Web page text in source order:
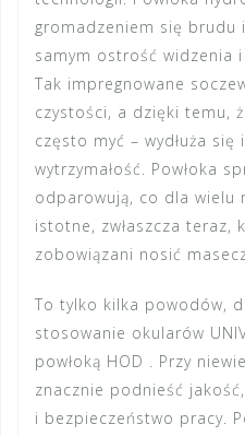
gromadzeniem się brudu
samym ostrość widzenia
Tak impregnowane
czystości, a dzięki temu,
często myć – wydłuża się
wytrzymałość. Powłoka
odparowują, co dla wielu
istotne, zwłaszcza teraz,
zobowiązani nosić
To tylko kilka powodów,
stosowanie okularów
powłoką HOD . Przy
znacznie podnieść
i bezpieczeństwo pracy.